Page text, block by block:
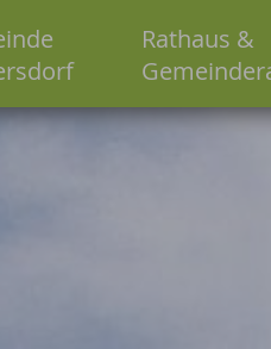
Rathaus &